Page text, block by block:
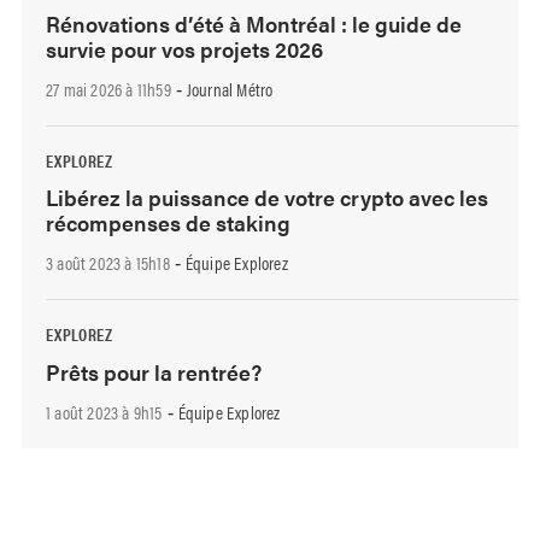
Rénovations d’été à Montréal : le guide de
survie pour vos projets 2026
27 mai 2026 à 11h59- Journal Métro
EXPLOREZ
Libérez la puissance de votre crypto avec les
récompenses de staking
3 août 2023 à 15h18- Équipe Explorez
EXPLOREZ
Prêts pour la rentrée?
1 août 2023 à 9h15 - Équipe Explorez